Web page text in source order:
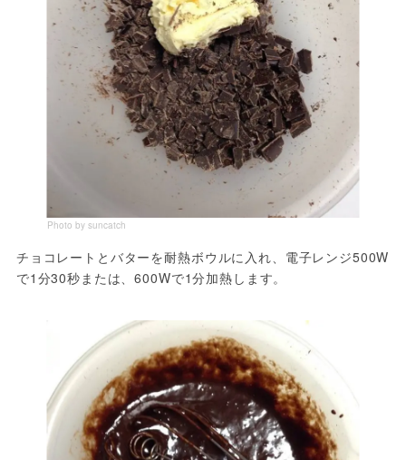
Photo by suncatch
チョコレートとバターを耐熱ボウルに入れ、電子レンジ500W
で1分30秒または、600Wで1分加熱します。